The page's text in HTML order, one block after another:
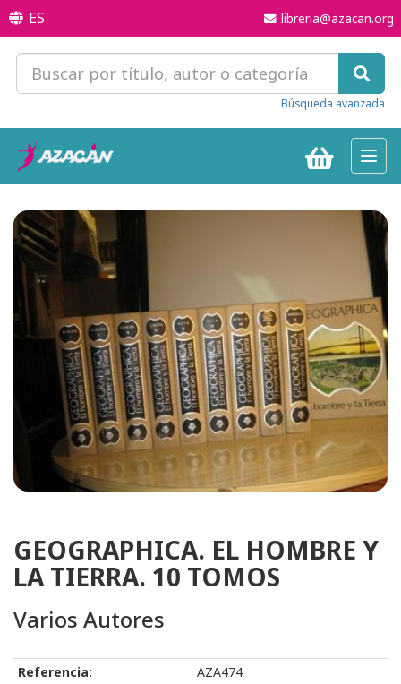
ES libreria@azacan.org
Búsqueda avanzada
GEOGRAPHICA. EL HOMBRE Y
LA TIERRA. 10 TOMOS
Varios Autores
Referencia: AZA474